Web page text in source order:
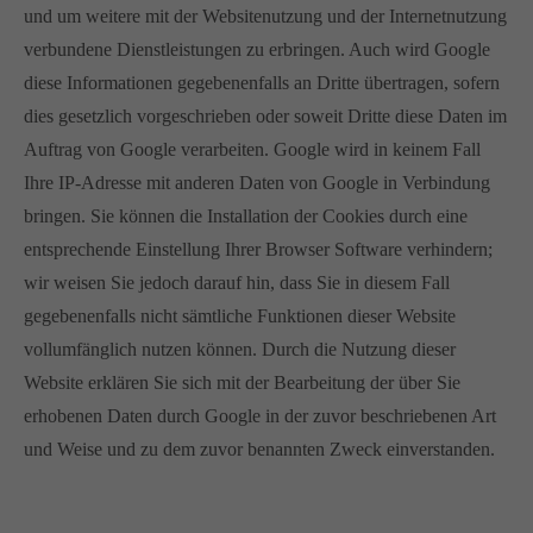
und um weitere mit der Websitenutzung und der Internetnutzung
verbundene Dienstleistungen zu erbringen. Auch wird Google
diese Informationen gegebenenfalls an Dritte übertragen, sofern
dies gesetzlich vorgeschrieben oder soweit Dritte diese Daten im
Auftrag von Google verarbeiten. Google wird in keinem Fall
Ihre IP-Adresse mit anderen Daten von Google in Verbindung
bringen. Sie können die Installation der Cookies durch eine
entsprechende Einstellung Ihrer Browser Software verhindern;
wir weisen Sie jedoch darauf hin, dass Sie in diesem Fall
gegebenenfalls nicht sämtliche Funktionen dieser Website
vollumfänglich nutzen können. Durch die Nutzung dieser
Website erklären Sie sich mit der Bearbeitung der über Sie
erhobenen Daten durch Google in der zuvor beschriebenen Art
und Weise und zu dem zuvor benannten Zweck einverstanden.